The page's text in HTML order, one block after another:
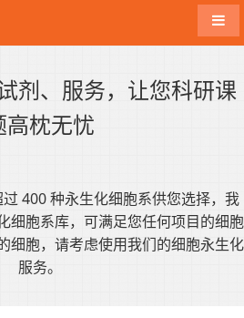
导
剂、服务，让您科研课
高枕无忧
400 种永生化细胞系供您选择，我
细胞系库，可满足您任何项目的细胞
细胞，请考虑使用我们的细胞永生化
服务。